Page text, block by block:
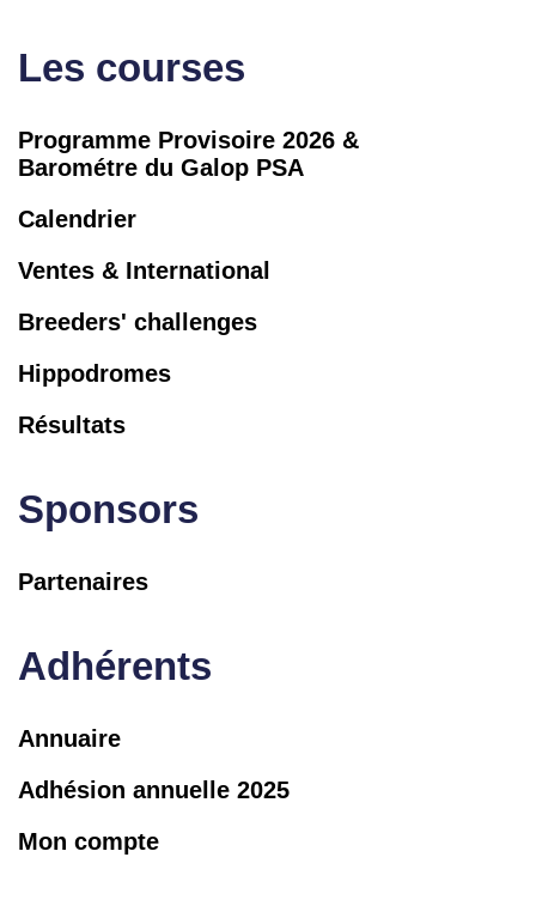
Les courses
Programme Provisoire 2026 &
Barométre du Galop PSA
Calendrier
Ventes & International
Breeders' challenges
Hippodromes
Résultats
Sponsors
Partenaires
Adhérents
Annuaire
Adhésion annuelle 2025
Mon compte